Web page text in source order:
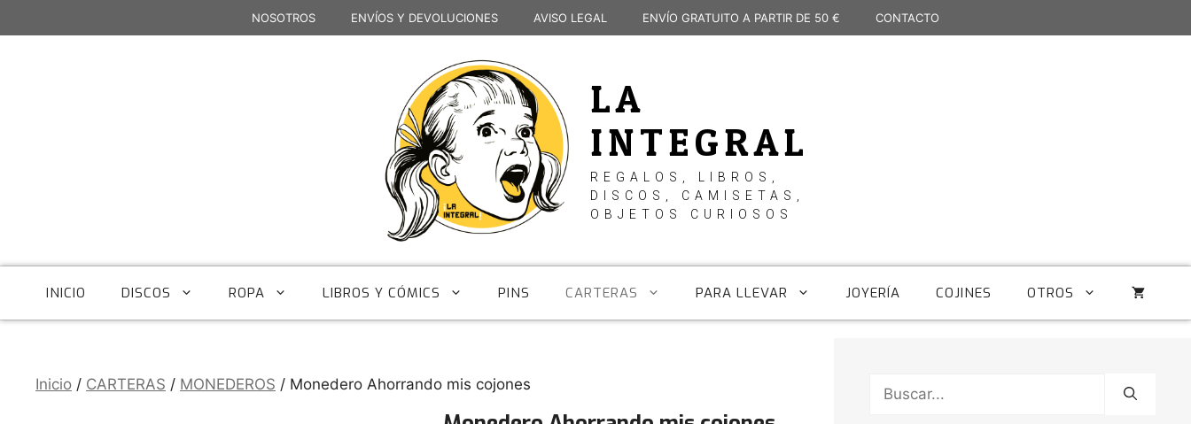
al
NOSOTROS ENVÍOS Y DEVOLUCIONES AVISO LEGAL ENVÍO GRATUITO A PARTIR DE 50 € CONTACTO
LA
INTEGRAL
REGALOS, LIBROS,
DISCOS, CAMISETAS,
OBJETOS CURIOSOS
INICIO DISCOS ROPA LIBROS Y CÓMICS PINS CARTERAS PARA LLEVAR JOYERÍA COJINES OTROS
Inicio / CARTERAS / MONEDEROS / Monedero Ahorrando mis cojones Buscar: